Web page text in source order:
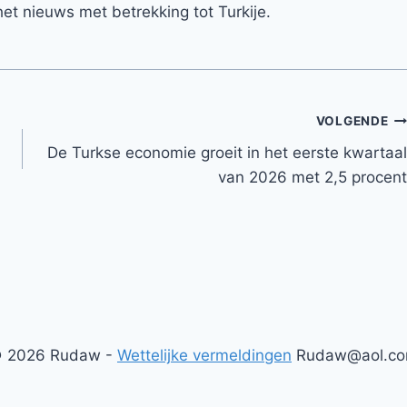
nieuws met betrekking tot Turkije.
VOLGENDE
De Turkse economie groeit in het eerste kwartaal
van 2026 met 2,5 procent
Rudaw - Wettelijke vermeldingen